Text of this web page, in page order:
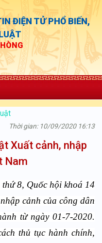
ĐIỆN TỬ PHỔ BIẾN,
Thời gian: 10/09/2020 16:13
Xuất cảnh, nhập
Nam
8, Quốc hội khoá 14
cảnh của công dân
từ ngày 01-7-2020.
thủ tục hành chính,